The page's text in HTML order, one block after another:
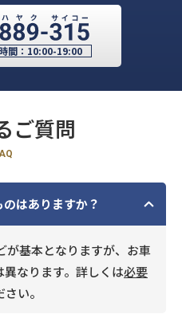
間： 10:00-19:00
ご質問
はありますか？
が基本となりますが、お車
なります。詳しくは必要
い。